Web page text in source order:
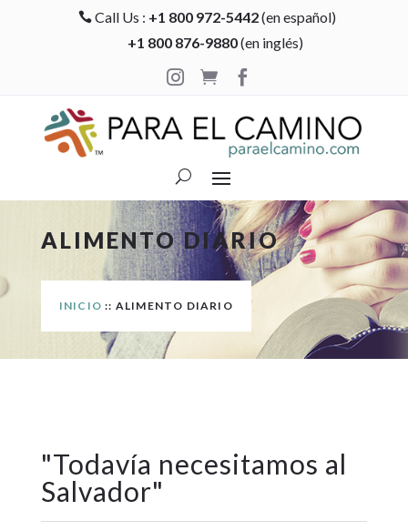
 Call Us : +1 800 972-5442(en español)
+1 800 876-9880(en inglés)

 
ALIMENTO DIARIO
INICIO :: ALIMENTO DIARIO
"Todavía necesitamos al
Salvador"